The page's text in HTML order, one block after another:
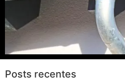
Posts recentes